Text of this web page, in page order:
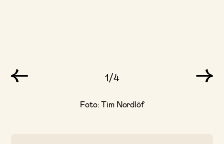
Foto: Tim Nordlöf
Foto: Tim Nordlöf
Foto: Tim Nordlöf
Foto: Tim Nordlöf
1/4